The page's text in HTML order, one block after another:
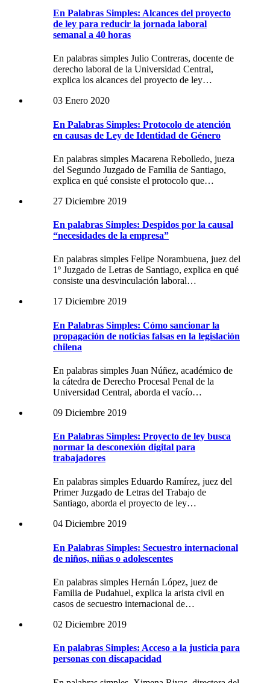
En Palabras Simples: Alcances del proyecto
de ley para reducir la jornada laboral
semanal a 40 horas
En palabras simples Julio Contreras, docente de
derecho laboral de la Universidad Central,
explica los alcances del proyecto de ley…
03 Enero 2020
En Palabras Simples: Protocolo de atención
en causas de Ley de Identidad de Género
En palabras simples Macarena Rebolledo, jueza
del Segundo Juzgado de Familia de Santiago,
explica en qué consiste el protocolo que…
27 Diciembre 2019
En palabras Simples: Despidos por la causal
“necesidades de la empresa”
En palabras simples Felipe Norambuena, juez del
1º Juzgado de Letras de Santiago, explica en qué
consiste una desvinculación laboral…
17 Diciembre 2019
En Palabras Simples: Cómo sancionar la
propagación de noticias falsas en la legislación
chilena
En palabras simples Juan Núñez, académico de
la cátedra de Derecho Procesal Penal de la
Universidad Central, aborda el vacío…
09 Diciembre 2019
En Palabras Simples: Proyecto de ley busca
normar la desconexión digital para
trabajadores
En palabras simples Eduardo Ramírez, juez del
Primer Juzgado de Letras del Trabajo de
Santiago, aborda el proyecto de ley…
04 Diciembre 2019
En Palabras Simples: Secuestro internacional
de niños, niñas o adolescentes
En palabras simples Hernán López, juez de
Familia de Pudahuel, explica la arista civil en
casos de secuestro internacional de…
02 Diciembre 2019
En palabras Simples: Acceso a la justicia para
personas con discapacidad